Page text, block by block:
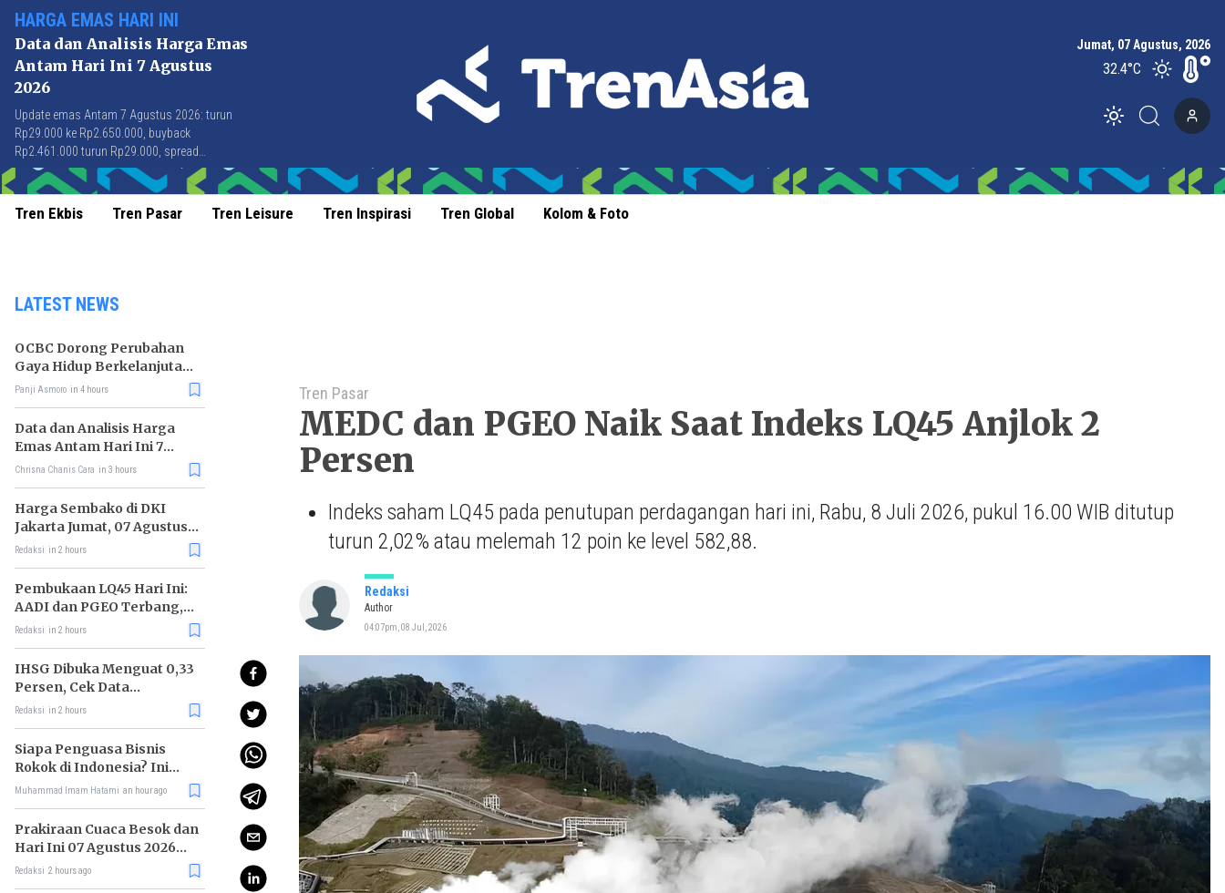
HARGA EMAS HARI INI
Data dan Analisis Harga Emas
Antam Hari Ini 7 Agustus
2026
Update emas Antam 7 Agustus 2026: turun
Rp29.000 ke Rp2.650.000, buyback
Rp2.461.000 turun Rp29.000, spread
Rp189.000 stabil di level terbaik sejak April
2026.
Jumat, 07 Agustus, 2026
32.4°C
Toggle theme
Tren Ekbis Tren Pasar Tren Leisure Tren Inspirasi Tren Global Kolom & Foto
LATEST NEWS
OCBC Dorong Perubahan
Gaya Hidup Berkelanjutan
melalui Program RISE
Panji Asmoro in 4 hours
Data dan Analisis Harga
Emas Antam Hari Ini 7
Agustus 2026
Chrisna Chanis Cara in 3 hours
Harga Sembako di DKI
Jakarta Jumat, 07 Agustus
2026, Daging Sapi Naik, Gas
Redaksi in 2 hours
Pembukaan LQ45 Hari Ini:
AADI dan PGEO Terbang,
HRTA Tiarap
Redaksi in 2 hours
IHSG Dibuka Menguat 0,33
Persen, Cek Data
Lengkapnya
Redaksi in 2 hours
Siapa Penguasa Bisnis
Rokok di Indonesia? Ini
Daftar Raja Industri
Muhammad Imam Hatami an hour ago
Prakiraan Cuaca Besok dan
Hari Ini 07 Agustus 2026
untuk Wilayah DKI Jakarta
Redaksi 2 hours ago
Tren Pasar
MEDC dan PGEO Naik Saat Indeks LQ45 Anjlok 2
Persen
Indeks saham LQ45 pada penutupan perdagangan hari ini, Rabu, 8 Juli 2026, pukul 16.00 WIB ditutup
turun 2,02% atau melemah 12 poin ke level 582,88.
Redaksi
Author
04:07pm, 08 Jul, 2026